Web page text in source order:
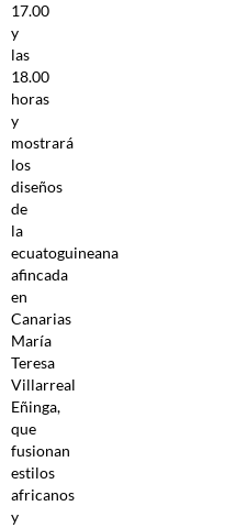
17.00
y
las
18.00
horas
y
mostrará
los
diseños
de
la
ecuatoguineana
afincada
en
Canarias
María
Teresa
Villarreal
Eñinga,
que
fusionan
estilos
africanos
y